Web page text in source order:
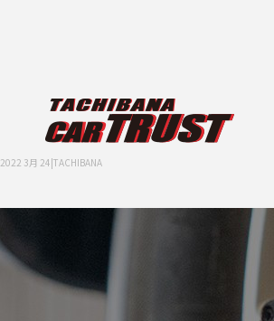
2022 3月 24|TACHIBANA